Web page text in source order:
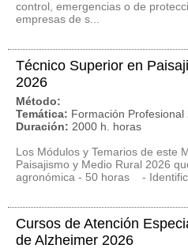
control, emergencias o de
empresas de s...
Técnico Superior en
2026
Método:
Temática: Formación Profesional
Duración: 2000 h. horas
Los Módulos y Temarios de este
Paisajismo y Medio Rural 2026
agronómica - 50 horas -
Cursos de Atención
de Alzheimer 2026